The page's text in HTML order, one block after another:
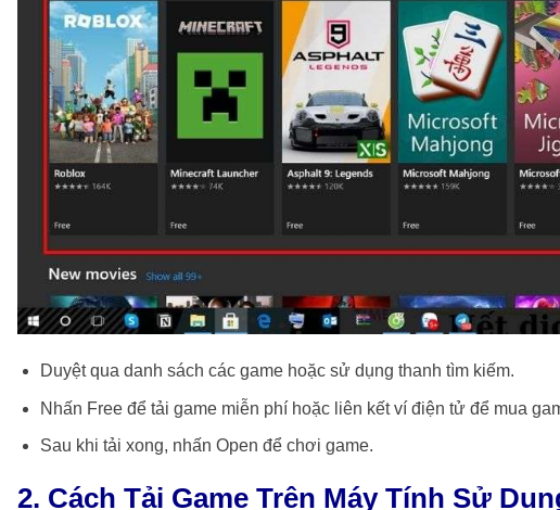
Duyệt qua danh sách các game hoặc sử dụng thanh tìm kiếm.
Nhấn Free để tải game miễn phí hoặc liên kết ví điện tử để mua
Sau khi tải xong, nhấn Open để chơi game.
2. Cách Tải Game Trên Máy Tính Sử